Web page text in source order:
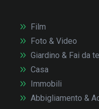
Film
Foto & Video
Giardino & Fai da te
Casa
Immobili
Abbigliamento &